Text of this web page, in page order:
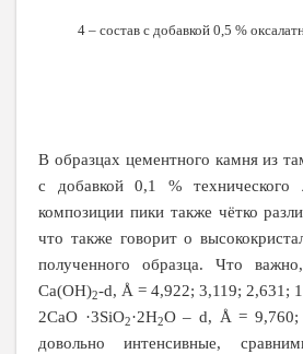
4 – состав с добавкой 0,5 %
В образцах цементного камня из
с добавкой 0,1 % технического
композиции пики также чётко
что также говорит о
полученного образца. Что
Сa(OH)2­-d, Å = 4,922; 3,119; 2,631;
2CaO ·3SiO2·2H2O – d, Å = 9,760;
довольно интенсивные,